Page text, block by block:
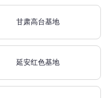
甘肃高台基地
延安红色基地